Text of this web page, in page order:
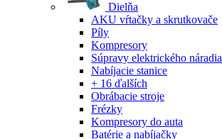
Dielňa
AKU vŕtačky a skrutkovače
Píly
Kompresory
Súpravy elektrického náradia
Nabíjacie stanice
+ 16 ďalších
Obrábacie stroje
Frézky
Kompresory do auta
Batérie a nabíjačky